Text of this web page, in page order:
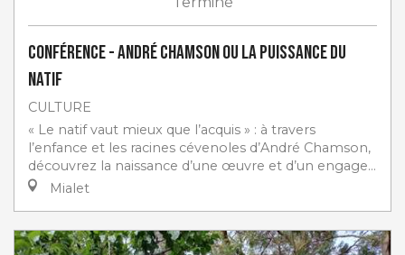
Conférence - André Chamson ou la puissance du
natif
CULTURE
« Le natif vaut mieux que l’acquis » : à travers
l’enfance et les racines cévenoles d’André Chamson,
découvrez la naissance d’une œuvre et d’un engage...
Mialet